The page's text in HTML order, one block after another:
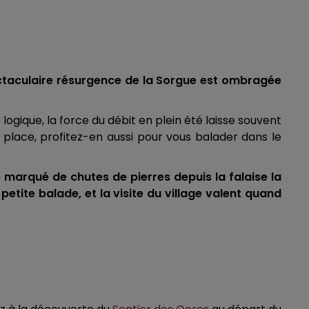
résurgence de la Sorgue est ombragée
la force du débit en plein été laisse souvent
profitez-en aussi pour vous balader dans le
de chutes de pierres depuis la falaise la
balade, et la visite du village valent quand